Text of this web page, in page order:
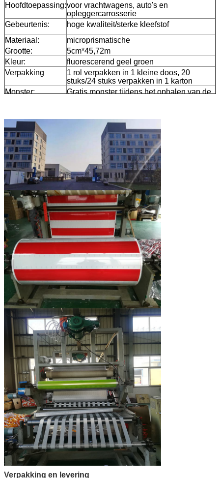
Hoofdtoepassing:voor vrachtwagens, auto's en
opleggercarrosserie
Gebeurtenis:
hoge kwaliteit/sterke kleefstof
Materiaal:
microprismatische
Grootte:
5cm*45,72m
Kleur:
fluorescerend geel groen
Verpakking
1 rol verpakken in 1 kleine doos, 20
stuks/24 stuks verpakken in 1 karton
Monster:
Gratis monster tijdens het ophalen van de
bestelling
Verpakking en levering